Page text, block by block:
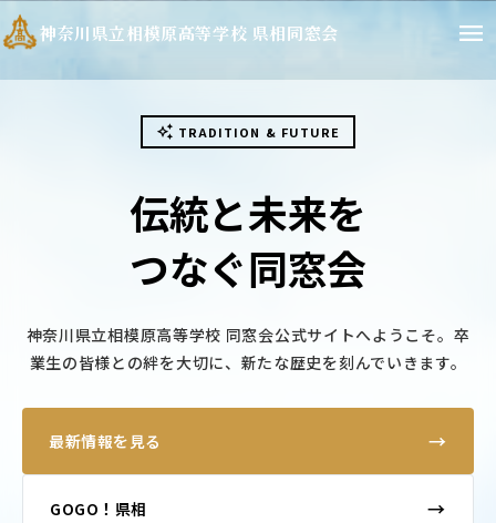
神奈川県立相模原高等学校 県相同窓会 menu
auto_awesome TRADITION & FUTURE
伝統と未来を
つなぐ同窓会
神奈川県立相模原高等学校 同窓会公式サイトへようこそ。卒
業生の皆様との絆を大切に、新たな歴史を刻んでいきます。
最新情報を見る →
GOGO！県相 →